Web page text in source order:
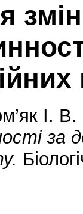
І. В.
за